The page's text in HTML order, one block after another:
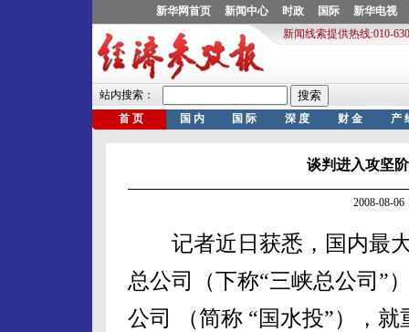
谈判进入攻坚
2008-08-
记者近日获悉，国内最大
总公司（下称“三峡总公司”
公司 （简称 “国水投”），